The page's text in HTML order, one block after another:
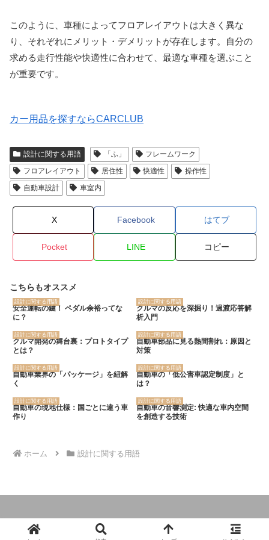
このように、車種によってフロアレイアウトは大きく異な
り、それぞれにメリット・デメリットが存在します。自分の
求める走行性能や快適性に合わせて、最適な車種を選ぶこと
が重要です。
カー用品を探すならCARCLUB
設計に関する用語 「ふ」
フレームワーク
フロアレイアウト
居住性 快適性
操作性
自動車設計
車室内
X Facebook はてブ
Pocket LINE コピー
こちらもオススメ
設計に関する用語
安全運転の鍵！ ペダル余裕ってな
に？
設計に関する用語
クルマの反応を深掘り！過渡応答解
析入門
設計に関する用語
クルマ開発の舞台裏：プロトタイプ
とは？
設計に関する用語
自動車部品に見る熱間割れ：原因と
対策
設計に関する用語
自動車業界の「パッケージ」を紐解
く
設計に関する用語
自動車の「低公害車認定制度」と
は？
設計に関する用語
自動車の現地仕様：国ごとに違う車
作り
設計に関する用語
自動車の音響測定: 快適な車内空間
を創造する技術
ホーム 設計に関する用語
© 2024 クルマの大辞典.